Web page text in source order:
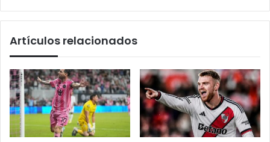
prensa:
dejaron
Artículos relacionados